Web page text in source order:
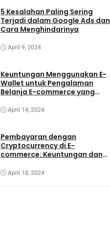
5 Kesalahan Paling Sering
Terjadi dalam Google Ads dan
Cara Menghindarinya
April 9, 2024
Keuntungan Menggunakan E-
Wallet untuk Pengalaman
Belanja E-commerce yang
April 14, 2024
Pembayaran dengan
Cryptocurrency di E-
commerce: Keuntungan dan
April 18, 2024